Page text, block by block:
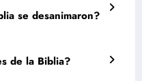
se desanimaron?
de la Biblia?